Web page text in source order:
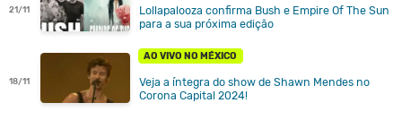
21/11
Lollapalooza confirma Bush e Empire Of The Sun
para a sua próxima edição
18/11
AO VIVO NO MÉXICO
Veja a íntegra do show de Shawn Mendes no
Corona Capital 2024!